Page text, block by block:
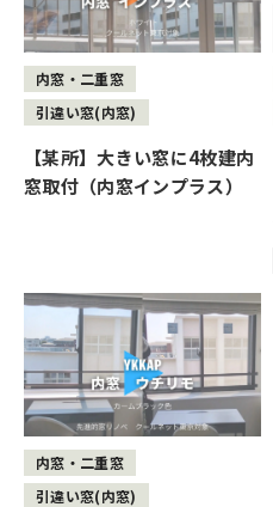
内窓・二重窓
引違い窓(内窓)
【某所】大きい窓に4枚建内
窓取付（内窓インプラス）
内窓・二重窓
引違い窓(内窓)